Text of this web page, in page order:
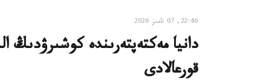
22:46, 07 تامىز 2026
دانيا مەكتەپتەرىندە كوشىرۋدىڭ
قورعالادى